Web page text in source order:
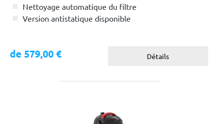
Nettoyage automatique du filtre
Version antistatique disponible
de 579,00 € Détails